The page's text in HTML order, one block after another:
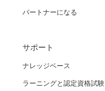
パートナーになる
サポート
ナレッジベース
ラーニングと認定資格試験